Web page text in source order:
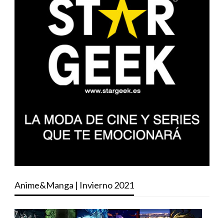
Anime&Manga | Invierno 2021